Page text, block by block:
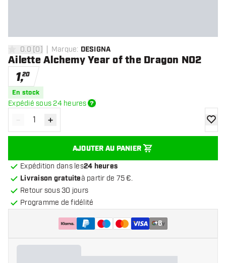
0 étoiles de notation
0.0 [0] Marque: DESIGNA
Ailette Alchemy Year of the Dragon NO2
1,20
En stock
Expédié sous 24 heures
Diminuer la quantité
- Augmenter la quantité
+
AJOUTER AU PANIER
Expédition dans les24 heures
Livraison gratuiteà partir de 75 €.
Retour sous 30 jours
Programme de fidélité
+6